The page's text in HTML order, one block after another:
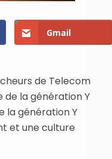
Gmail
de Telecom
de la génération Y
la génération Y
et une culture